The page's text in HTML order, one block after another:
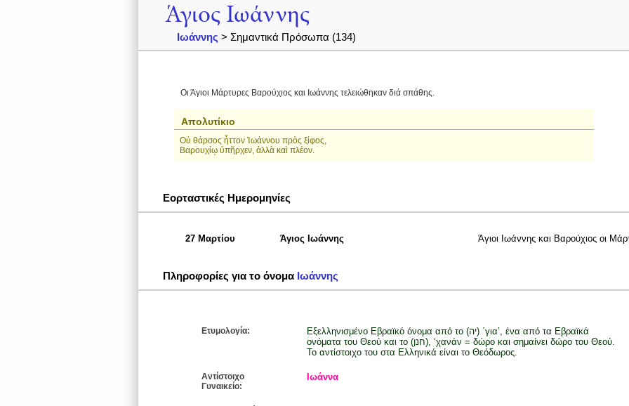
Άγιος Ιωάννης
Ιωάννης > Σημαντικά Πρόσωπα (134)
Οι Άγιοι Μάρτυρες Βαρούχιος και Ιωάννης τελειώθηκαν διά σπάθης.
Απολυτίκιο
Οὐ θάρσος ἧττον Ἰωάννου πρὸς ξίφος,
Βαρουχίῳ ὑπῆρχεν, ἀλλὰ καὶ πλέον.
Εορταστικές Ημερομηνίες
27 Μαρτίου Άγιος Ιωάννης Άγιοι Ιωάννης και Βαρούχιος οι
Πληροφορίες για το όνομα Ιωάννης
Ετυμολογία:
Εξελληνισμένο Εβραϊκό όνομα από το (יה) ΄για’, ένα από τα Εβραϊκά
ονόματα του Θεού και το (חנן), ‘χανάν = δώρο και σημαίνει δώρο του Θεού.
Το αντίστοιχο του στα Ελληνικά είναι το Θεόδωρος.
Αντίστοιχο
Γυναικείο:
Ιωάννα